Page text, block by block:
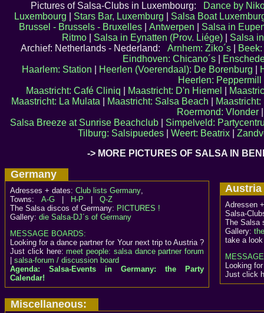
Pictures of Salsa-Clubs in Luxembourg:
Dance by
Luxembourg
Stars Bar, Luxemburg
Salsa Boat
Brussel - Brussels - Bruxelles| Antwerpen
Salsa in
Ritmo
Salsa in Eynatten (Prov. Liége)
Salsa
Archief: Netherlands - Nederland: Arnhem: Ziko´s
Eindhoven: Chicano´s|
Haarlem: Station
Heerlen (Voerendaal): De Borenburg
Heerlen: Peppermill
Maastricht: Café Cliniq
Maastricht: D'n Hiemel
Maastricht: La Mulata
Maastricht: Salsa Beach
Roermond: Vlonder|
Salsa Breeze at Sunrise Beachclub| Simpelveld:
Tilburg: Salsipuedes| Weert: Beatrix|
-> MORE PICTURES OF SALSA IN
Germany
Adresses + dates: Club lists Germany,
Towns: A-G H-P
Q-Z
The Salsa discos of Germany: PICTURES !
Gallery: die Salsa-DJ´s of Germany
MESSAGE BOARDS:
Looking for a dance partner for Your next trip to Austria ?
Just click here:meet people: salsa dance partner forum
salsa-forum / discussion board
Agenda: Salsa-Events in Germany: the Party
Calendar!
Adressen
Salsa-
The Salsa
Gallery:
take a
Looking
Just click
Miscellaneous: